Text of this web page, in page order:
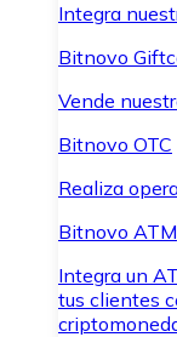
Integra
Bitnovo
Vende
Bitnovo OTC
Realiza
Bitnovo ATM
Integra un
tus clientes